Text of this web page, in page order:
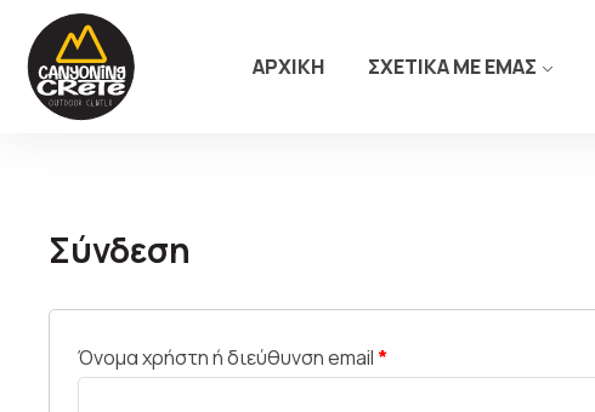
ΑΡΧΙΚΗ ΣΧΕΤΙΚΑ ΜΕ ΕΜΑΣ
Σύνδεση
Όνομα χρήστη ή διεύθυνση email *